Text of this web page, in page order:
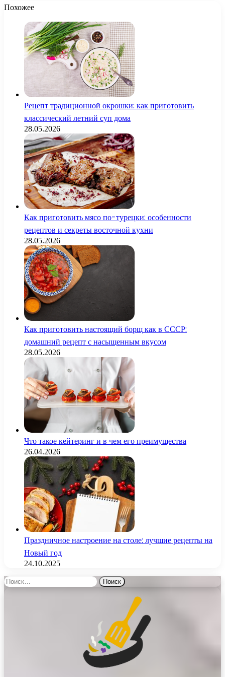
Похожее
Рецепт традиционной окрошки: как приготовить
классический летний суп дома
28.05.2026
Как приготовить мясо по-турецки: особенности
рецептов и секреты восточной кухни
28.05.2026
Как приготовить настоящий борщ как в СССР:
домашний рецепт с насыщенным вкусом
28.05.2026
Что такое кейтеринг и в чем его преимущества
26.04.2026
Праздничное настроение на столе: лучшие рецепты на
Новый год
24.10.2025
Найти: